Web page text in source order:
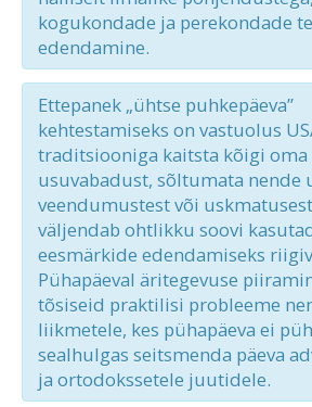
kogukondade ja perekondade
edendamine.
Ettepanek „ühtse puhkepäeva”
kehtestamiseks on vastuolus
traditsiooniga kaitsta kõigi oma
usuvabadust, sõltumata nende
veendumustest või
väljendab ohtlikku soovi
eesmärkide edendamiseks
Pühapäeval äritegevuse
tõsiseid praktilisi probleeme
liikmetele, kes pühapäeva ei
sealhulgas seitsmenda päeva
ja ortodokssetele juutidele.